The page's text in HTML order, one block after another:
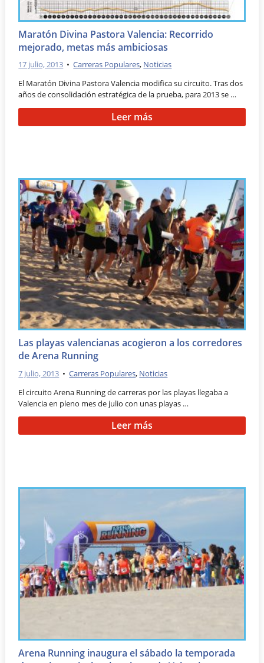
Maratón Divina Pastora Valencia: Recorrido
mejorado, metas más ambiciosas
17 julio, 2013 •Carreras Populares, Noticias
El Maratón Divina Pastora Valencia modifica su circuito. Tras dos
años de consolidación estratégica de la prueba, para 2013 se …
Leer más
Las playas valencianas acogieron a los corredores
de Arena Running
7 julio, 2013 •Carreras Populares, Noticias
El circuito Arena Running de carreras por las playas llegaba a
Valencia en pleno mes de julio con unas playas …
Leer más
Arena Running inaugura el sábado la temporada